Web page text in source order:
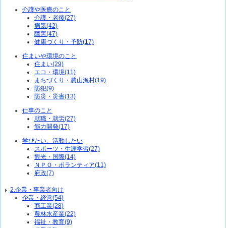
介護や医療のこと
介護・老後(27)
病気(42)
障害(47)
健康づくり・予防(17)
住まいや環境のこと
住まい(29)
エコ・環境(11)
まちづくり・農山漁村(19)
防犯(9)
防災・災害(13)
仕事のこと
就職・就労(27)
能力開発(17)
学びたい、活動したい
スポーツ・生涯学習(27)
観光・国際(14)
ＮＰＯ・ボランティア(11)
府政(7)
2.企業・事業者向け
企業・経営(54)
商工業(28)
農林水産業(22)
福祉・教育(9)